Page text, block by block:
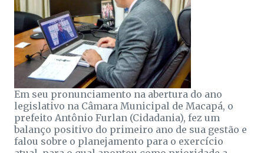
Em seu pronunciamento na abertura do ano
legislativo na Câmara Municipal de Macapá, o
prefeito Antônio Furlan (Cidadania), fez um
balanço positivo do primeiro ano de sua gestão e
falou sobre o planejamento para o exercício